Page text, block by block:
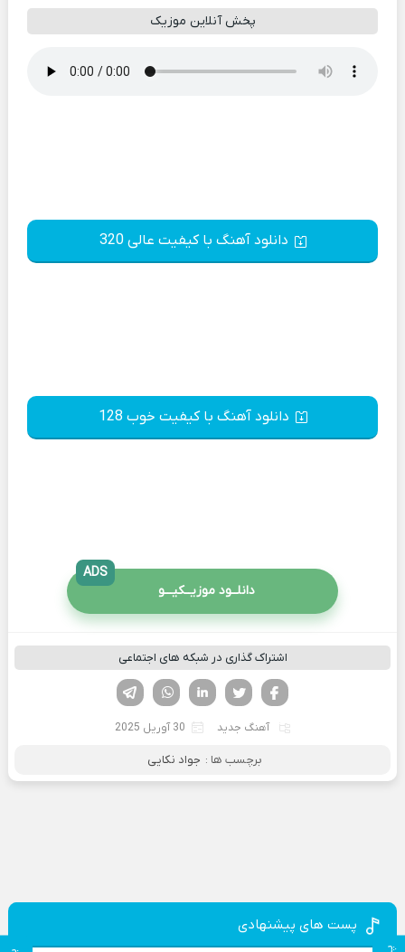
پخش آنلاین موزیک
دانلود آهنگ با کیفیت عالی 320
دانلود آهنگ با کیفیت خوب 128
دانلــود موزیــکیـــو
ADS
اشتراک گذاری در شبکه های اجتماعی
لینکدین تویتر
فیسوک
آهنگ جدید 30 آوریل 2025
برچسب ها : جواد نکایی
پست های پیشنهادی